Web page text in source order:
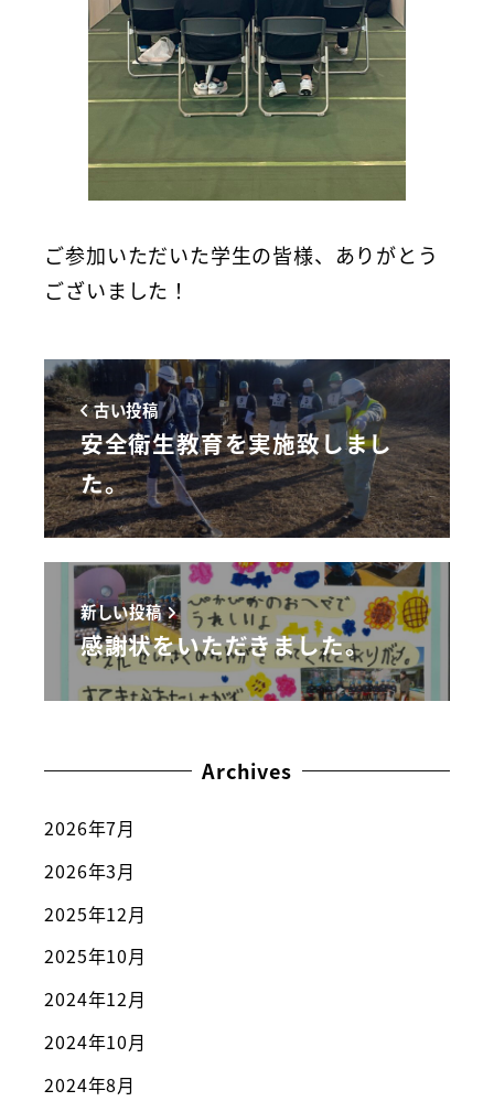
ご参加いただいた学生の皆様、ありがとう
ございました！
古い投稿
安全衛生教育を実施致しまし
た。
新しい投稿
感謝状をいただきました。
Archives
2026年7月
2026年3月
2025年12月
2025年10月
2024年12月
2024年10月
2024年8月